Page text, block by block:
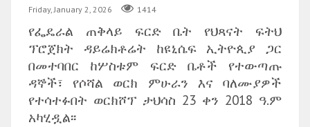
Friday, January 2, 2026 1414
የፌዴራል ጠቅላይ ፍርድ ቤት የህጻናት ፍትህ
ፕሮጀክት ዳይሬክቶሬት ከዩኒሴፍ ኢትዮጲያ ጋር
በመተባበር ከሦስቱም ፍርድ ቤቶች የተውጣጡ
ዳኞች፣ የሶሻል ወርክ ምሁራን እና ባለሙያዎች
የተሳተፉበት ወርክሾፕ ታህሳስ 23 ቀን 2018 ዓ.ም
አካሂዷል፡፡